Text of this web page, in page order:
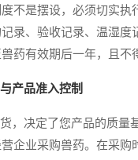
不是摆设，必须切实执
录、验收记录、温湿度
药有效期后一年，且不
产品准入控制
决定了您产品的质量
企业采购兽药。在采购